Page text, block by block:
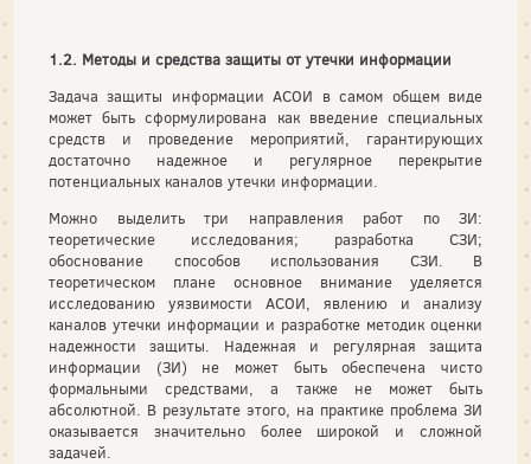
1.2. Методы и средства защиты от утечки информации
Задача защиты информации АСОИ в самом общем виде
может быть сформулирована как введение специальных
средств и проведение мероприятий, гарантирующих
достаточно надежное и регулярное перекрытие
потенциальных каналов утечки информации.
Можно выделить три направления работ по ЗИ:
теоретические исследования; разработка СЗИ;
обоснование способов использования СЗИ. В
теоретическом плане основное внимание уделяется
исследованию уязвимости АСОИ, явлению и анализу
каналов утечки информации и разработке методик оценки
надежности защиты. Надежная и регулярная защита
информации (ЗИ) не может быть обеспечена чисто
формальными средствами, а также не может быть
абсолютной. В результате этого, на практике проблема ЗИ
оказывается значительно более широкой и сложной
задачей.